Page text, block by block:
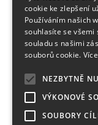
Kontakt
Pro naše
lyžařského
lyžařské a
související
doplňků.
lyží i
Wintersteiger
cookie ke zlepšení
Používáním našich
souhlasíte se všemi
souladu s našimi
souborů cookie.
NEZBYTNĚ
VÝKONOVÉ
SOUBORY